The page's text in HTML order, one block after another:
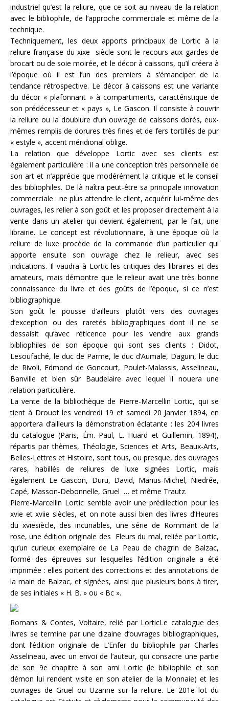
industriel qu’est la reliure, que ce soit au niveau de la relation
avec le bibliophile, de l’approche commerciale et même de la
technique.
Techniquement, les deux apports principaux de Lortic à la
reliure française du xixe siècle sont le recours aux gardes de
brocart ou de soie moirée, et le décor à caissons, qu’il créera à
l’époque où il est l’un des premiers à s’émanciper de la
tendance rétrospective. Le décor à caissons est une variante
du décor « plafonnant » à compartiments, caractéristique de
son prédécesseur et « pays », Le Gascon. Il consiste à couvrir
la reliure ou la doublure d’un ouvrage de caissons dorés, eux-
mêmes remplis de dorures très fines et de fers tortillés de pur
« estyle », accent méridional oblige.
La relation que développe Lortic avec ses clients est
également particulière : il a une conception très personnelle de
son art et n’apprécie que modérément la critique et le conseil
des bibliophiles. De là naîtra peut-être sa principale innovation
commerciale : ne plus attendre le client, acquérir lui-même des
ouvrages, les relier à son goût et les proposer directement à la
vente dans un atelier qui devient également, par le fait, une
librairie. Le concept est révolutionnaire, à une époque où la
reliure de luxe procède de la commande d’un particulier qui
apporte ensuite son ouvrage chez le relieur, avec ses
indications. Il vaudra à Lortic les critiques des libraires et des
amateurs, mais démontre que le relieur avait une très bonne
connaissance du livre et des goûts de l’époque, si ce n’est
bibliographique.
Son goût le pousse d’ailleurs plutôt vers des ouvrages
d’exception ou des raretés bibliographiques dont il ne se
dessaisit qu’avec réticence pour les vendre aux grands
bibliophiles de son époque qui sont ses clients : Didot,
Lesoufaché, le duc de Parme, le duc d’Aumale, Daguin, le duc
de Rivoli, Edmond de Goncourt, Poulet-Malassis, Asselineau,
Banville et bien sûr Baudelaire avec lequel il nouera une
relation particulière.
La vente de la bibliothèque de Pierre-Marcellin Lortic, qui se
tient à Drouot les vendredi 19 et samedi 20 Janvier 1894, en
apportera d’ailleurs la démonstration éclatante : les 204 livres
du catalogue (Paris, Ém. Paul, L. Huard et Guillemin, 1894),
répartis par thèmes, Théologie, Sciences et Arts, Beaux-Arts,
Belles-Lettres et Histoire, sont tous, ou presque, des ouvrages
rares, habillés de reliures de luxe signées Lortic, mais
également Le Gascon, Duru, David, Marius-Michel, Niedrée,
Capé, Masson-Debonnelle, Gruel … et même Trautz.
Pierre-Marcellin Lortic semble avoir une prédilection pour les
xvie et xviie siècles, et on note aussi bien des livres d’Heures
du xviesiècle, des incunables, une série de Rommant de la
rose, une édition originale des Fleurs du mal, reliée par Lortic,
qu’un curieux exemplaire de La Peau de chagrin de Balzac,
formé des épreuves sur lesquelles l’édition originale a été
imprimée : elles portent des corrections et des annotations de
la main de Balzac, et signées, ainsi que plusieurs bons à tirer,
de ses initiales « H. B. » ou « Bc ».
Romans & Contes, Voltaire, relié par LorticLe catalogue des
livres se termine par une dizaine d’ouvrages bibliographiques,
dont l’édition originale de L’Enfer du bibliophile par Charles
Asselineau, avec un envoi de l’auteur, qui consacre une partie
de son 9e chapitre à son ami Lortic (le bibliophile et son
démon lui rendent visite en son atelier de la Monnaie) et les
ouvrages de Gruel ou Uzanne sur la reliure. Le 201e lot du